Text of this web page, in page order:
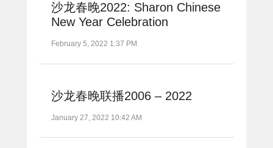
沙龙春晚2022: Sharon Chinese
New Year Celebration
February 5, 2022 1:37 PM
沙龙春晚联播2006 – 2022
January 27, 2022 10:42 AM